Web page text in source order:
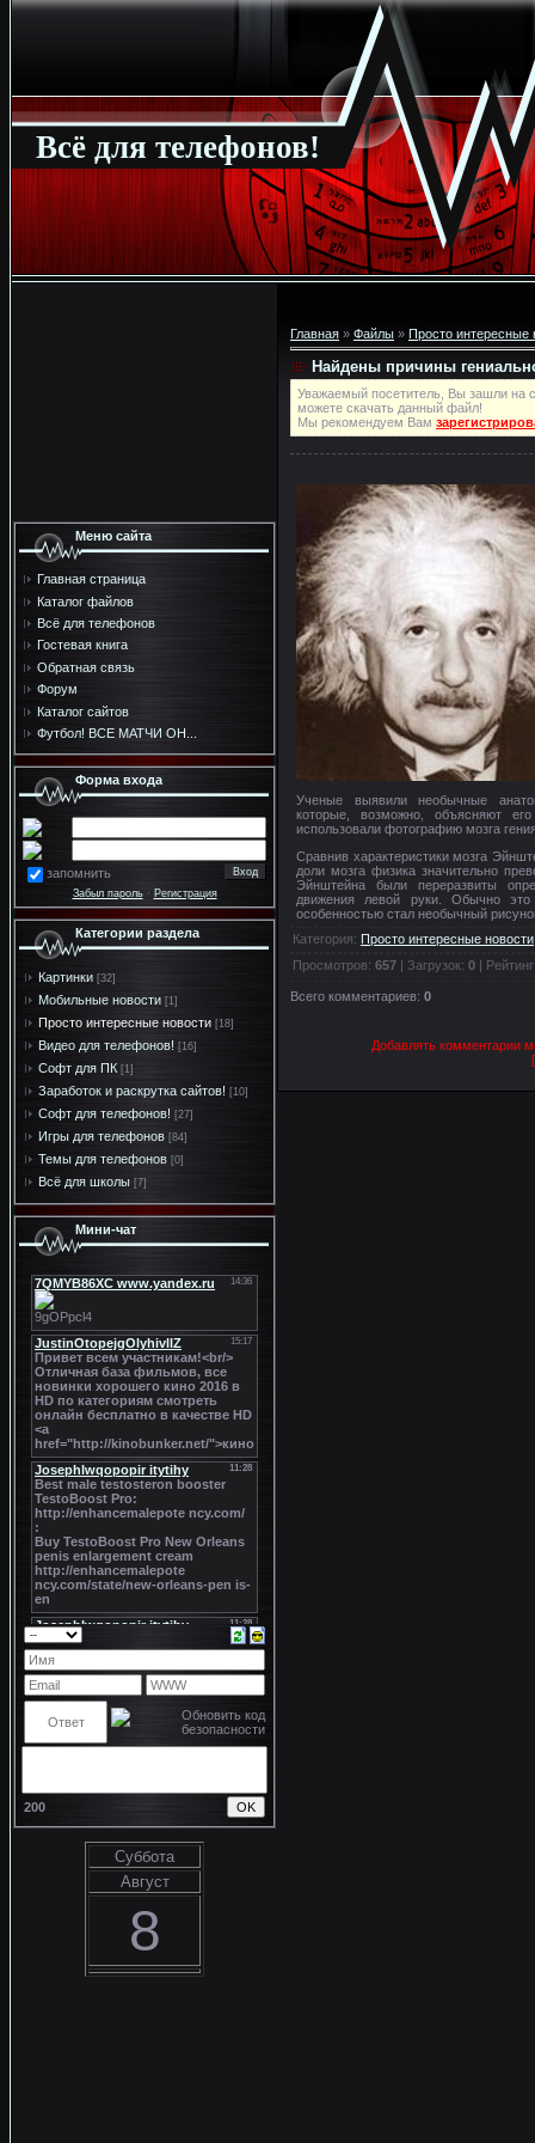
Всё для телефонов!
Меню сайта
Главная страница
Каталог файлов
Всё для телефонов
Гостевая книга
Обратная связь
Форум
Каталог сайтов
Футбол! ВСЕ МАТЧИ ОН...
Форма входа
запомнить
Забыл пароль· Регистрация
Категории раздела
Картинки [32]
Мобильные новости [1]
Просто интересные новости [18]
Видео для телефонов! [16]
Софт для ПК [1]
Заработок и раскрутка сайтов! [10]
Софт для телефонов! [27]
Игры для телефонов [84]
Темы для телефонов [0]
Всё для школы [7]
Мини-чат
200
Суббота
Август
8
Главная » Файлы » Просто интересные
Найдены причины
Уважаемый посетитель, Вы зашли на
можете скачать данный файл!
Мы рекомендуем Вам
Ученые выявили необычные
которые, возможно, объясняют
использовали фотографию мозга
Сравнив характеристики мозга
доли мозга физика значительно
Эйнштейна были переразвиты
движения левой руки. Обычно
особенностью стал необычный
Категория: Просто интересные новости
Просмотров: 657 | Загрузок: 0 | Рейтинг
Всего комментариев: 0
Добавлять комментарии